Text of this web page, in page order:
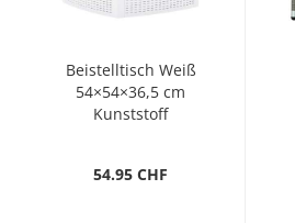
Beistelltisch Weiß
54×54×36,5 cm
Kunststoff
54.95 CHF